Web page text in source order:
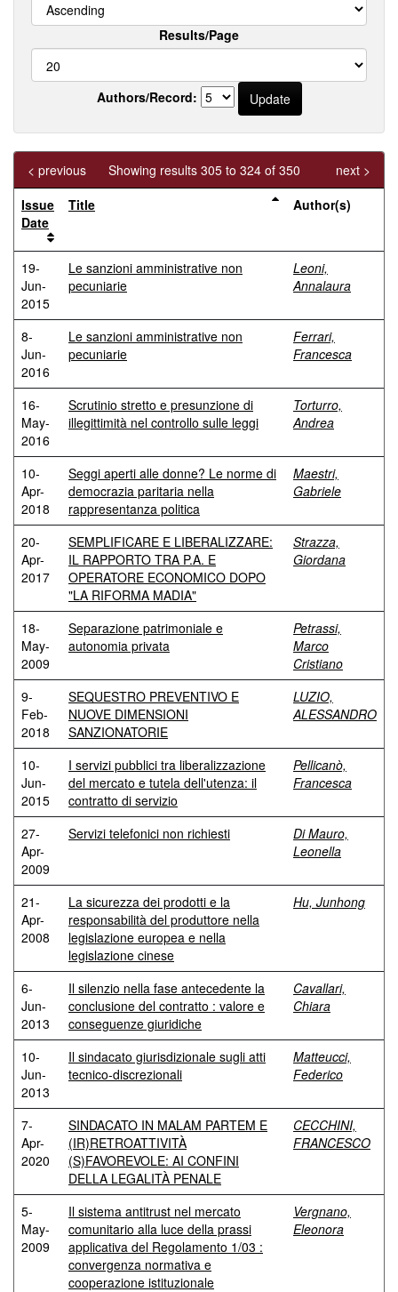
Results/Page
Authors/Record:
Showing results 305 to 324 of 350
< previous
next >
Issue
Date
Title Author(s)
19-
Jun-
2015
Le sanzioni amministrative non
pecuniarie
Leoni,
Annalaura
8-
Jun-
2016
Le sanzioni amministrative non
pecuniarie
Ferrari,
Francesca
16-
May-
2016
Scrutinio stretto e presunzione di
illegittimità nel controllo sulle leggi
Torturro,
Andrea
10-
Apr-
2018
Seggi aperti alle donne? Le norme di
democrazia paritaria nella
rappresentanza politica
Maestri,
Gabriele
20-
Apr-
2017
SEMPLIFICARE E LIBERALIZZARE:
IL RAPPORTO TRA P.A. E
OPERATORE ECONOMICO DOPO
"LA RIFORMA MADIA"
Strazza,
Giordana
18-
May-
2009
Separazione patrimoniale e
autonomia privata
Petrassi,
Marco
Cristiano
9-
Feb-
2018
SEQUESTRO PREVENTIVO E
NUOVE DIMENSIONI
SANZIONATORIE
LUZIO,
ALESSANDRO
10-
Jun-
2015
I servizi pubblici tra liberalizzazione
del mercato e tutela dell'utenza: il
contratto di servizio
Pellicanò,
Francesca
27-
Apr-
2009
Servizi telefonici non richiesti
Di Mauro,
Leonella
21-
Apr-
2008
La sicurezza dei prodotti e la
responsabilità del produttore nella
legislazione europea e nella
legislazione cinese
Hu, Junhong
6-
Jun-
2013
Il silenzio nella fase antecedente la
conclusione del contratto : valore e
conseguenze giuridiche
Cavallari,
Chiara
10-
Jun-
2013
Il sindacato giurisdizionale sugli atti
tecnico-discrezionali
Matteucci,
Federico
7-
Apr-
2020
SINDACATO IN MALAM PARTEM E
(IR)RETROATTIVITÀ
(S)FAVOREVOLE: AI CONFINI
DELLA LEGALITÀ PENALE
CECCHINI,
FRANCESCO
5-
May-
2009
Il sistema antitrust nel mercato
comunitario alla luce della prassi
applicativa del Regolamento 1/03 :
convergenza normativa e
cooperazione istituzionale
Vergnano,
Eleonora